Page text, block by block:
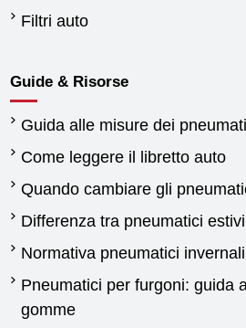
Filtri auto
Guide & Risorse
Guida alle misure dei
Come leggere il libretto auto
Quando cambiare gli
Differenza tra pneumatici
Normativa pneumatici invernali
Pneumatici per furgoni: guida
gomme